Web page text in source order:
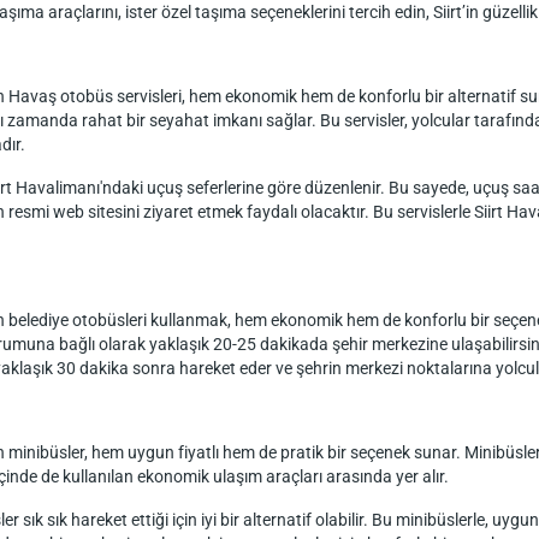
araçlarını, ister özel taşıma seçeneklerini tercih edin, Siirt’in
Havaş otobüs servisleri, hem ekonomik hem de konforlu bir alternatif
rahat bir seyahat imkanı sağlar. Bu servisler, yolcular
Havalimanı'ndaki uçuş seferlerine göre düzenlenir. Bu sayede, uçuş
web sitesini ziyaret etmek faydalı olacaktır. Bu servislerle Siirt
belediye otobüsleri kullanmak, hem ekonomik hem de konforlu bir
bağlı olarak yaklaşık 20-25 dakikada şehir merkezine
30 dakika sonra hareket eder ve şehrin merkezi noktalarına
minibüsler, hem uygun fiyatlı hem de pratik bir seçenek sunar.
de kullanılan ekonomik ulaşım araçları arasında yer alır.
sık sık hareket ettiği için iyi bir alternatif olabilir. Bu minibüslerle,